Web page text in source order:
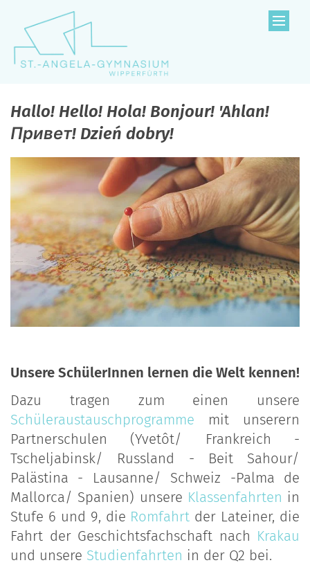
Zum Inhalt springen
Hallo! Hello! Hola! Bonjour! 'Ahlan!
Привет! Dzień dobry!
Unsere SchülerInnen lernen die Welt kennen!
Dazu tragen zum einen unsere
Schüleraustauschprogramme mit unserern
Partnerschulen (Yvetôt/ Frankreich -
Tscheljabinsk/ Russland - Beit Sahour/
Palästina - Lausanne/ Schweiz -Palma de
Mallorca/ Spanien) unsere Klassenfahrten in
Stufe 6 und 9, die Romfahrt der Lateiner, die
Fahrt der Geschichtsfachschaft nach Krakau
und unsere Studienfahrten in der Q2 bei.